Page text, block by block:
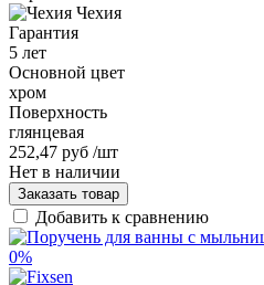
Чехия
Гарантия
5 лет
Основной цвет
хром
Поверхность
глянцевая
252,47 руб /шт
Нет в наличии
Заказать товар
Добавить к сравнению
0%